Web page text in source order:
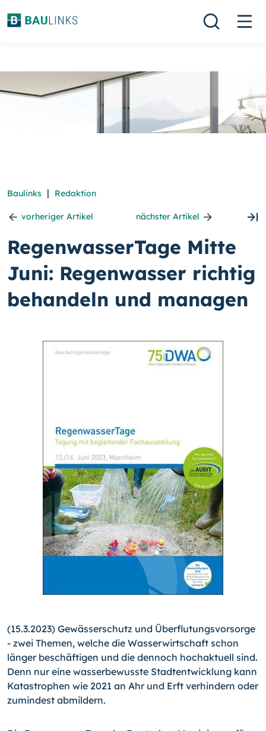
Baulinks | Redaktion
vorheriger Artikel nächster Artikel
RegenwasserTage Mitte
Juni: Regenwasser richtig
behandeln und managen
(15.3.2023) Gewässerschutz und Überflutungsvorsorge
- zwei Themen, welche die Wasserwirtschaft schon
länger beschäftigen und die dennoch hochaktuell sind.
Denn nur eine wasserbewusste Stadtentwicklung kann
Katastrophen wie 2021 an Ahr und Erft verhindern oder
zumindest abmildern.